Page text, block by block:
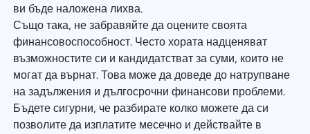
ви бъде наложена лихва.
Също така, не забравяйте да оцените своята
финансовоспособност. Често хората надценяват
възможностите си и кандидатстват за суми, които не
могат да върнат. Това може да доведе до натрупване
на задължения и дългосрочни финансови проблеми.
Бъдете сигурни, че разбирате колко можете да си
позволите да изплатите месечно и действайте в